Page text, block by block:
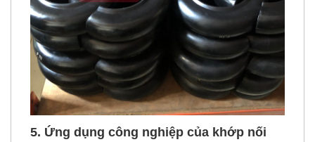
5. Ứng dụng công nghiệp củakhớp nối
cao su F140trong thực tế